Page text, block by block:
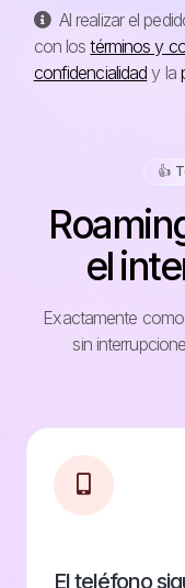
Al realizar el
con lostérminos y
confidencialidad y la
👍️
el
Exactamente
sin
El teléfono